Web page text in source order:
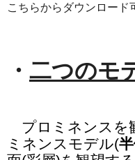
こちらからダウンロード
・ 二つのモ
プロミネンスを
ミネンスモデル(